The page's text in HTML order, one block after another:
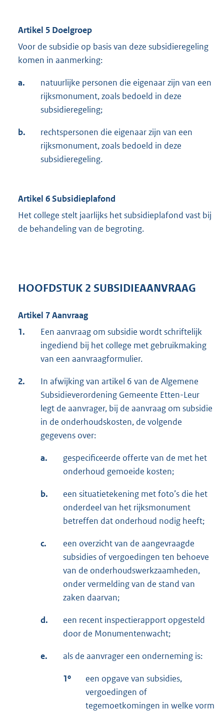
Artikel 5 Doelgroep
Voor de subsidie op basis van deze subsidieregeling
komen in aanmerking:
a.
natuurlijke personen die eigenaar zijn van een
rijksmonument, zoals bedoeld in deze
subsidieregeling;
b.
rechtspersonen die eigenaar zijn van een
rijksmonument, zoals bedoeld in deze
subsidieregeling.
Artikel 6 Subsidieplafond
Het college stelt jaarlijks het subsidieplafond vast bij
de behandeling van de begroting.
HOOFDSTUK 2 SUBSIDIEAANVRAAG
Artikel 7 Aanvraag
1.
Een aanvraag om subsidie wordt schriftelijk
ingediend bij het college met gebruikmaking
van een aanvraagformulier.
2.
In afwijking van artikel 6 van de Algemene
Subsidieverordening Gemeente Etten-Leur
legt de aanvrager, bij de aanvraag om subsidie
in de onderhoudskosten, de volgende
gegevens over:
a.
gespecificeerde offerte van de met het
onderhoud gemoeide kosten;
b.
een situatietekening met foto’s die het
onderdeel van het rijksmonument
betreffen dat onderhoud nodig heeft;
c.
een overzicht van de aangevraagde
subsidies of vergoedingen ten behoeve
van de onderhoudswerkzaamheden,
onder vermelding van de stand van
zaken daarvan;
d.
een recent inspectierapport opgesteld
door de Monumentenwacht;
e. als de aanvrager een onderneming is:
1º
een opgave van subsidies,
vergoedingen of
tegemoetkomingen in welke vorm